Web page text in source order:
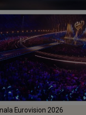
Eurovision 2026